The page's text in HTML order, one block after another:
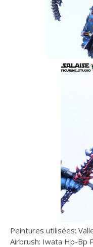
Peintures utilisées:
Airbrush: Iwata Hp-Bp